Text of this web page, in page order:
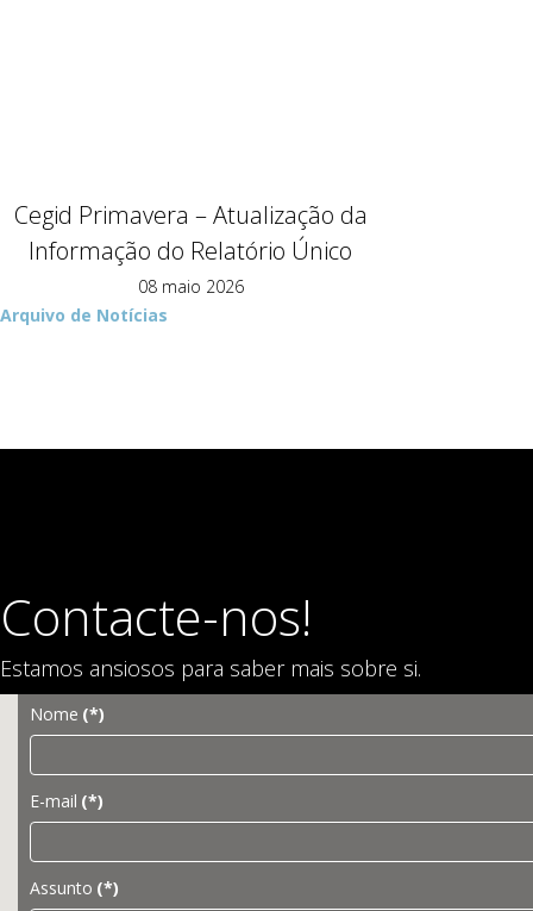
Cegid Primavera – Atualização da
Informação do Relatório Único
08 maio 2026
Arquivo de Notícias
Contacte-nos!
Estamos ansiosos para saber mais sobre si.
Nome (*)
E-mail (*)
Assunto (*)